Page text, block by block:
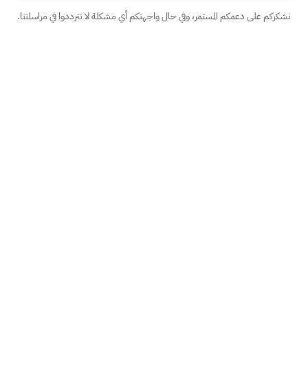
نشكركم على دعمكم المستمر، وفي حال واجهتكم أي مشكلة لا تترددوا في مراسلتنا.